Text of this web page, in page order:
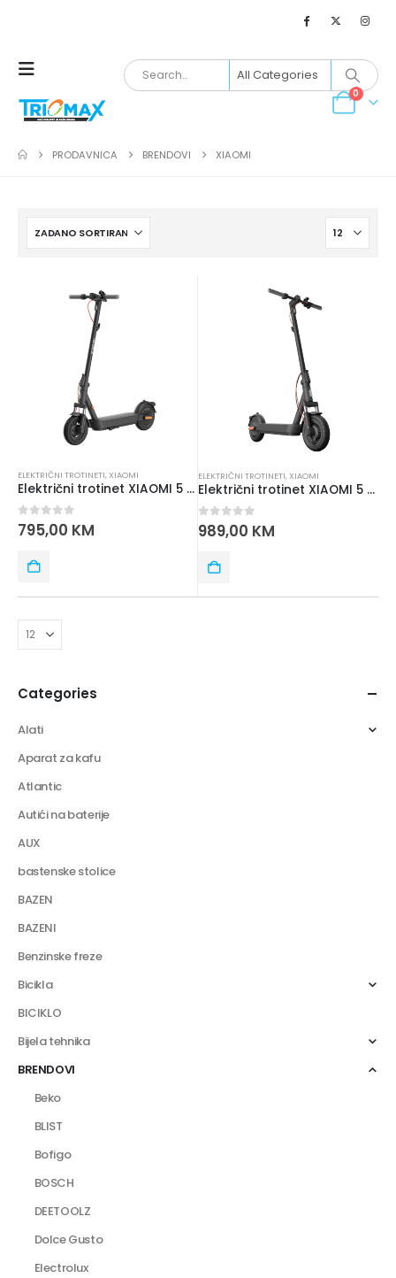
0
PRODAVNICA BRENDOVI XIAOMI
ELEKTRIČNI TROTINETI,XIAOMI
Električni trotinet XIAOMI 5 GL BHR9618
0out of 5
795,00 KM
ELEKTRIČNI TROTINETI,XIAOMI
Električni trotinet XIAOMI 5 PRO GL BHR
0out of 5
989,00 KM
Categories
Alati
Aparat za kafu
Atlantic
Autići na baterije
AUX
bastenske stolice
BAZEN
BAZENI
Benzinske freze
Bicikla
BICIKLO
Bijela tehnika
BRENDOVI
Beko
BLIST
Bofigo
BOSCH
DEETOOLZ
Dolce Gusto
Electrolux